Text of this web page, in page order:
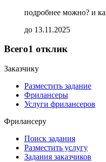
подробнее можно? и
до 13.11.2025
Всего1 отклик
Заказчику
Разместить задание
Фрилансеры
Услуги фрилансеров
Фрилансеру
Поиск задания
Разместить услугу
Задания заказчиков